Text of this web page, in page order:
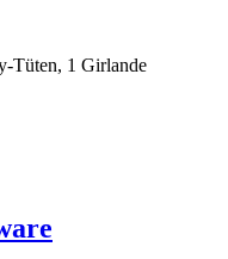
Tüten, 1 Girlande